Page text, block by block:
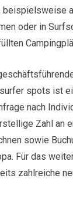
beispielsweise
oder in
spots ist
nach
Zahl an
sowie
Für das
zahlreiche